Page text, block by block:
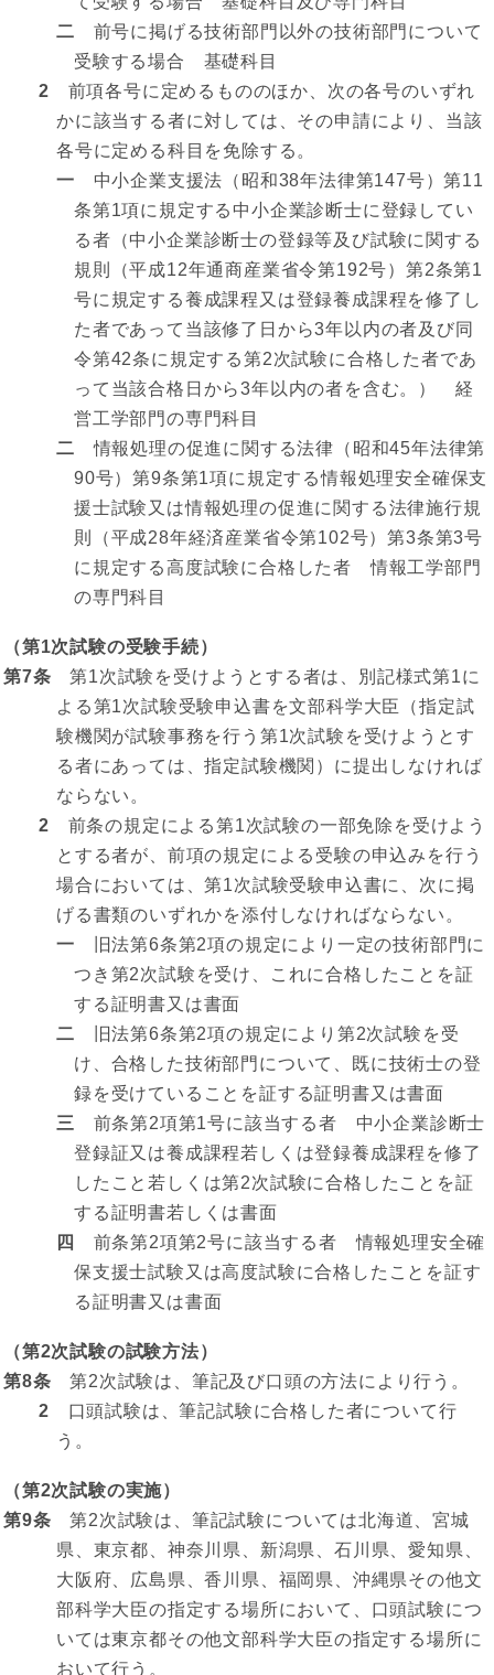
二 前号に掲げる技術部門以外の技術部門について
受験する場合 基礎科目
2 前項各号に定めるもののほか、次の各号のいずれ
かに該当する者に対しては、その申請により、当該
各号に定める科目を免除する。
一 中小企業支援法（昭和38年法律第147号）第11
条第1項に規定する中小企業診断士に登録してい
る者（中小企業診断士の登録等及び試験に関する
規則（平成12年通商産業省令第192号）第2条第1
号に規定する養成課程又は登録養成課程を修了し
た者であって当該修了日から3年以内の者及び同
令第42条に規定する第2次試験に合格した者であ
って当該合格日から3年以内の者を含む。） 経
営工学部門の専門科目
二 情報処理の促進に関する法律（昭和45年法律第
90号）第9条第1項に規定する情報処理安全確保支
援士試験又は情報処理の促進に関する法律施行規
則（平成28年経済産業省令第102号）第3条第3号
に規定する高度試験に合格した者 情報工学部門
の専門科目
（第1次試験の受験手続）
第7条 第1次試験を受けようとする者は、別記様式第1に
よる第1次試験受験申込書を文部科学大臣（指定試
験機関が試験事務を行う第1次試験を受けようとす
る者にあっては、指定試験機関）に提出しなければ
ならない。
2 前条の規定による第1次試験の一部免除を受けよう
とする者が、前項の規定による受験の申込みを行う
場合においては、第1次試験受験申込書に、次に掲
げる書類のいずれかを添付しなければならない。
一 旧法第6条第2項の規定により一定の技術部門に
つき第2次試験を受け、これに合格したことを証
する証明書又は書面
二 旧法第6条第2項の規定により第2次試験を受
け、合格した技術部門について、既に技術士の登
録を受けていることを証する証明書又は書面
三
前条第2項第1号に該当する者 中小企業診断士
登録証又は養成課程若しくは登録養成課程を修了
したこと若しくは第2次試験に合格したことを証
する証明書若しくは書面
四
前条第2項第2号に該当する者 情報処理安全確
保支援士試験又は高度試験に合格したことを証す
る証明書又は書面
（第2次試験の試験方法）
第8条 第2次試験は、筆記及び口頭の方法により行う。
2 口頭試験は、筆記試験に合格した者について行
う。
（第2次試験の実施）
第9条 第2次試験は、筆記試験については北海道、宮城
県、東京都、神奈川県、新潟県、石川県、愛知県、
大阪府、広島県、香川県、福岡県、沖縄県その他文
部科学大臣の指定する場所において、口頭試験につ
いては東京都その他文部科学大臣の指定する場所に
おいて行う。